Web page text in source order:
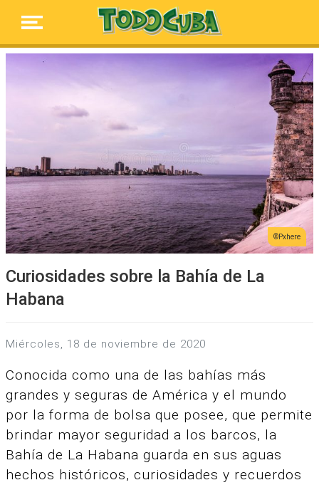
Pxhere
Curiosidades sobre la Bahía de La
Habana
miércoles, 18 de noviembre de 2020
Conocida como una de las bahías más
grandes y seguras de América y el mundo
por la forma de bolsa que posee, que permite
brindar mayor seguridad a los barcos, la
Bahía de La Habana guarda en sus aguas
hechos históricos, curiosidades y recuerdos